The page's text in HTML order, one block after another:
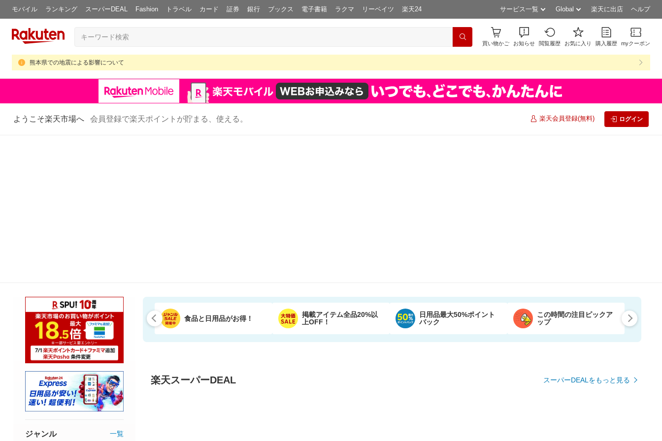
モバイル ランキング スーパーDEAL Fashion トラベル カード 証券 銀行 ブックス 電子書籍 ラクマ リーベイツ 楽天24 サービス一覧 Global 楽天に出店 ヘルプ
買い物かご お知らせ 閲覧履歴 お気に入り 購入履歴 myクーポン
熊本県での地震による影響について
ようこそ楽天市場へ 会員登録で楽天ポイントが貯まる、使える。 楽天会員登録(無料) ログイン
食品と日用品がお得！
掲載アイテム全品20%以
上OFF！
日用品最大50%ポイント
バック
この時間の注目ピックア
ップ
楽天スーパーDEAL スーパーDEALをもっと見る
ジャンル 一覧